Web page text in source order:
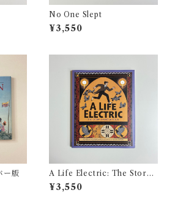
No One Slept
¥3,550
ー版
A Life Electric: The Story
of Nikola Tesla
¥3,550